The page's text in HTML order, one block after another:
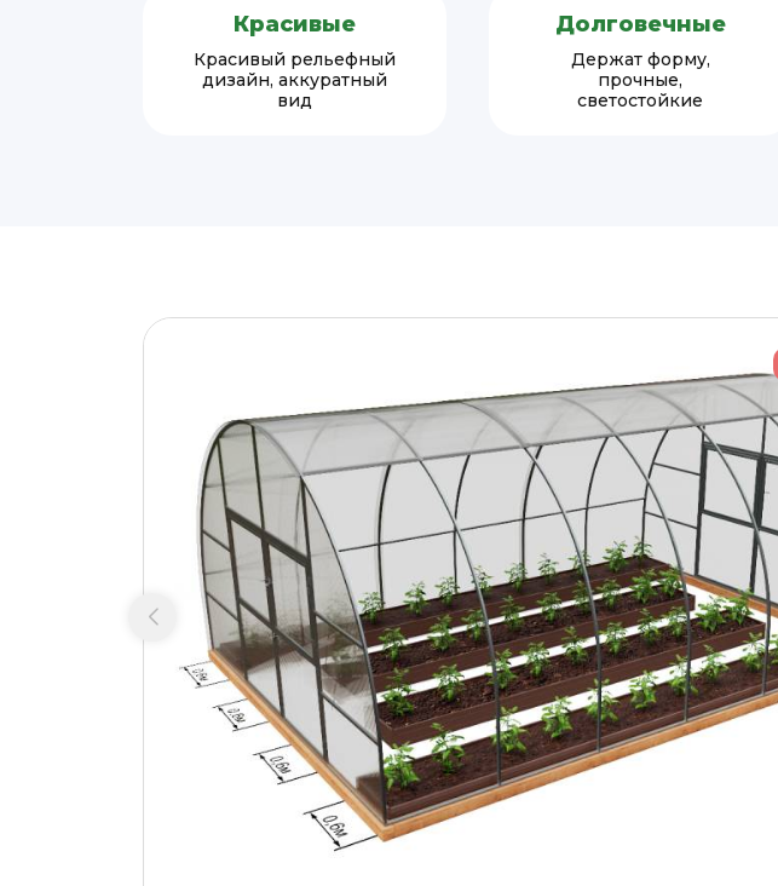
Красивые
Красивый рельефный
дизайн, аккуратный
вид
Долговечные
Держат форму,
прочные,
светостойкие